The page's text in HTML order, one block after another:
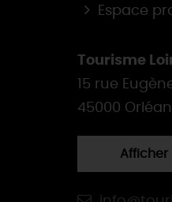
Espace
Tourisme
15 rue
45000
Afficher